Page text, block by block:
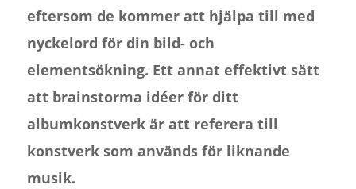
eftersom de kommer att hjälpa till med
nyckelord för din bild- och
elementsökning. Ett annat effektivt sätt
att brainstorma idéer för ditt
albumkonstverk är att referera till
konstverk som används för liknande
musik.